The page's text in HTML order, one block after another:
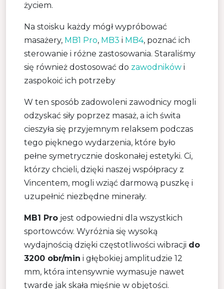
życiem.
Na stoisku każdy mógł wypróbować
masażery, MB1 Pro, MB3 i MB4, poznać ich
sterowanie i różne zastosowania. Staraliśmy
się również dostosować do zawodników i
zaspokoić ich potrzeby
W ten sposób zadowoleni zawodnicy mogli
odzyskać siły poprzez masaż, a ich świta
cieszyła się przyjemnym relaksem podczas
tego pięknego wydarzenia, które było
pełne symetrycznie doskonałej estetyki. Ci,
którzy chcieli, dzięki naszej współpracy z
Vincentem, mogli wziąć darmową puszkę i
uzupełnić niezbędne minerały.
MB1 Pro jest odpowiedni dla wszystkich
sportowców. Wyróżnia się wysoką
wydajnością dzięki częstotliwości wibracji do
3200 obr/min i głębokiej amplitudzie 12
mm, która intensywnie wymasuje nawet
twarde jak skała mięśnie w objętości.